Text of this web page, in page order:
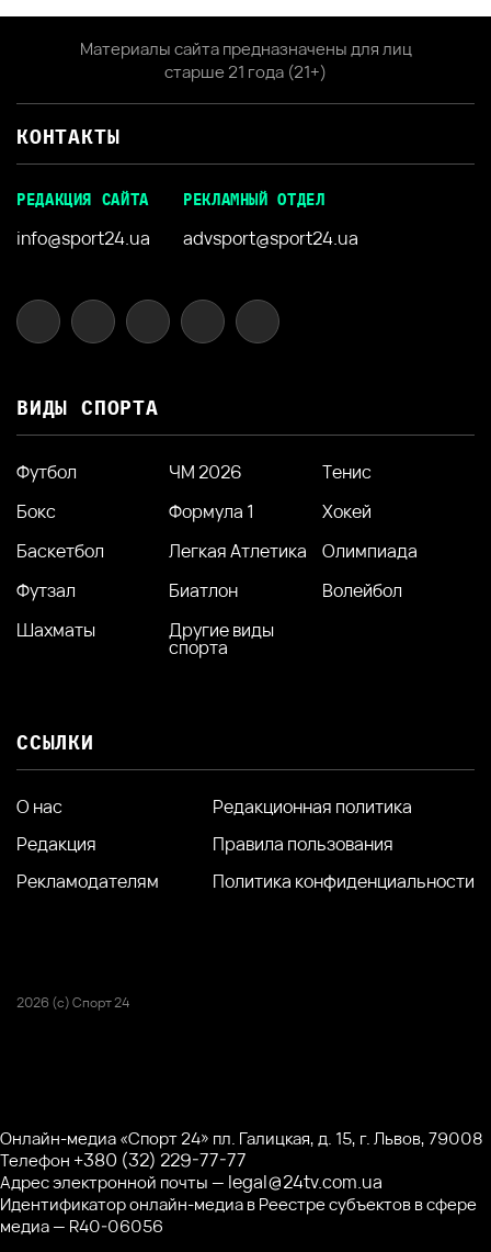
Материалы сайта предназначены для лиц
старше 21 года (21+)
КОНТАКТЫ
РЕДАКЦИЯ САЙТА
info@sport24.ua
РЕКЛАМНЫЙ ОТДЕЛ
advsport@sport24.ua
ВИДЫ СПОРТА
Футбол ЧМ 2026
Тенис
Бокс
Формула 1
Хокей
Баскетбол
Легкая Атлетика
Олимпиада
Футзал
Биатлон
Волейбол
Шахматы
Другие виды
спорта
ССЫЛКИ
О нас
Редакция
Рекламодателям
Редакционная политика
Правила пользования
Политика конфиденциальности
2026 (с) Спорт 24
Онлайн-медиа «Спорт 24» пл. Галицкая, д. 15, г. Львов, 79008
Телефон +380 (32) 229-77-77
Адрес электронной почты — legal@24tv.com.ua
Идентификатор онлайн-медиа в Реестре субъектов в сфере
медиа — R40-06056